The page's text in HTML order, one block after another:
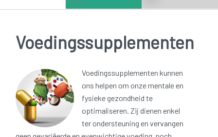
Voedingssupplementen
Voedingssupplementen kunnen
ons helpen om onze mentale en
fysieke gezondheid te
optimaliseren. Zij dienen enkel
ter ondersteuning en vervangen